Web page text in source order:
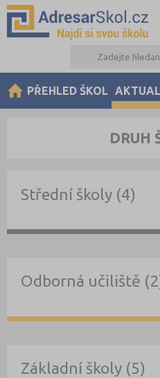
PŘEHLED ŠKOL
DRUH
Střední školy (4)
Odborná učiliště
Základní školy (5)